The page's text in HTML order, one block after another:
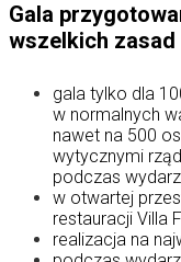
Gala
wszelkich
gala tylko dla
w normalnych
nawet na 500
wytycznymi
podczas
w otwartej
restauracji Villa
realizacja na